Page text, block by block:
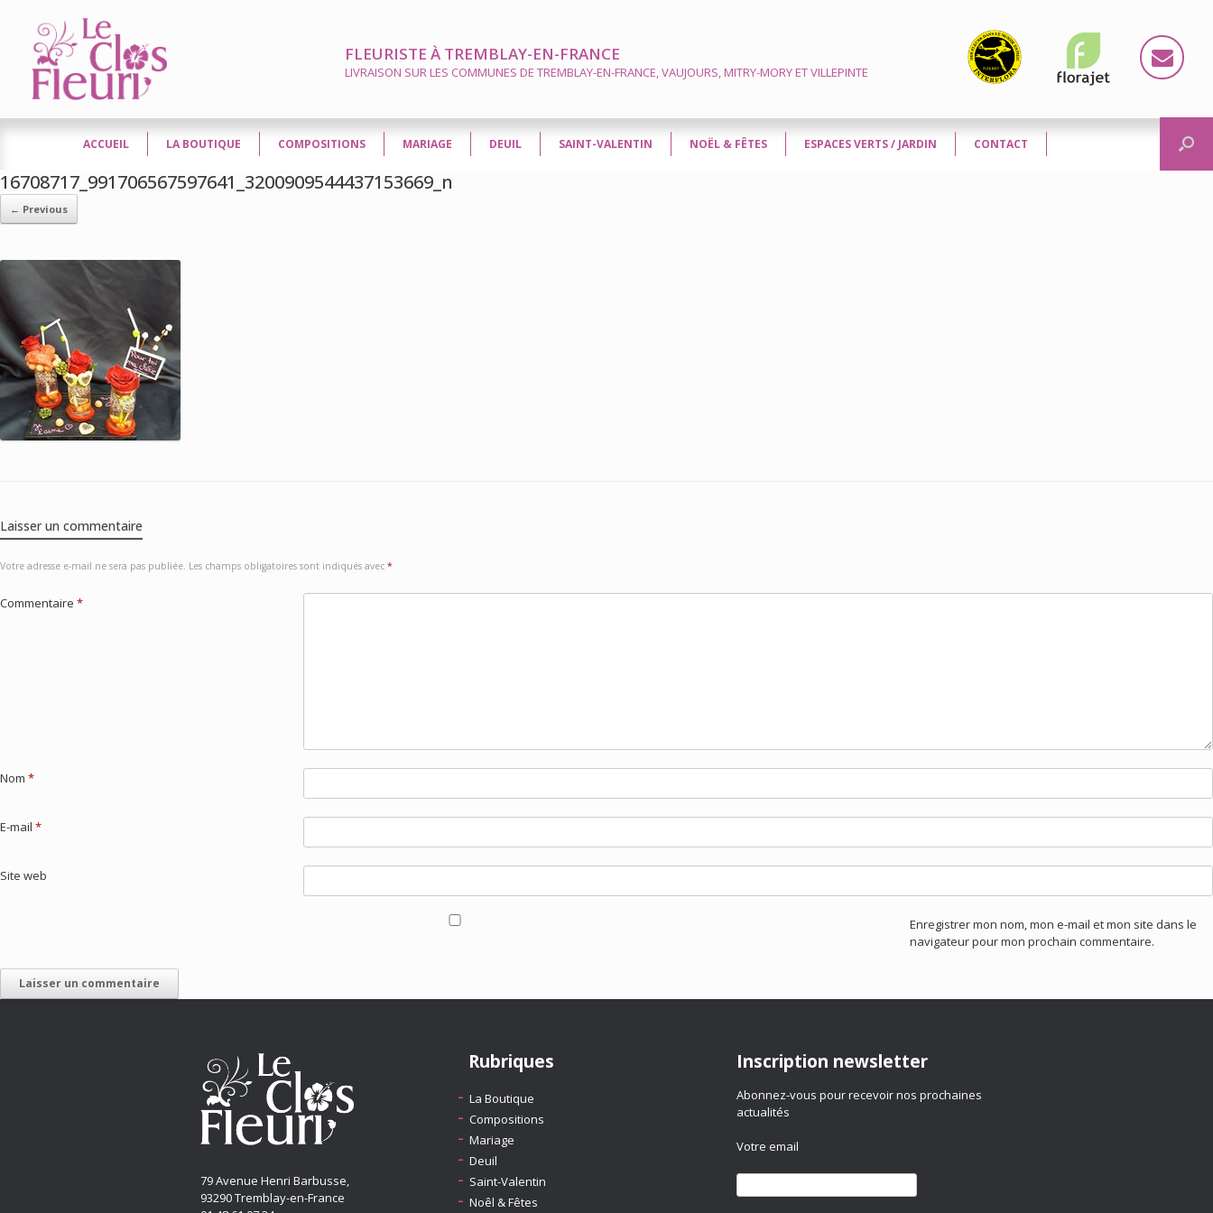
FLEURISTE À TREMBLAY-EN-FRANCE
LIVRAISON SUR LES COMMUNES DE TREMBLAY-EN-FRANCE, VAUJOURS, MITRY-MORY ET VILLEPINTE
ACCUEIL LA BOUTIQUE COMPOSITIONS MARIAGE DEUIL SAINT-VALENTIN NOËL & FÊTES ESPACES VERTS / JARDIN CONTACT
16708717_991706567597641_3200909544437153669_n
← Previous
Laisser un commentaire
Votre adresse e-mail ne sera pas publiée. Les champs obligatoires sont indiqués avec *
Commentaire *
Nom *
E-mail *
Site web
Enregistrer mon nom, mon e-mail et mon site dans le
navigateur pour mon prochain commentaire.
79 Avenue Henri Barbusse,
93290 Tremblay-en-France
Rubriques
La Boutique
Compositions
Mariage
Deuil
Saint-Valentin
Noêl & Fêtes
Inscription newsletter
Abonnez-vous pour recevoir nos prochaines
actualités
Votre email